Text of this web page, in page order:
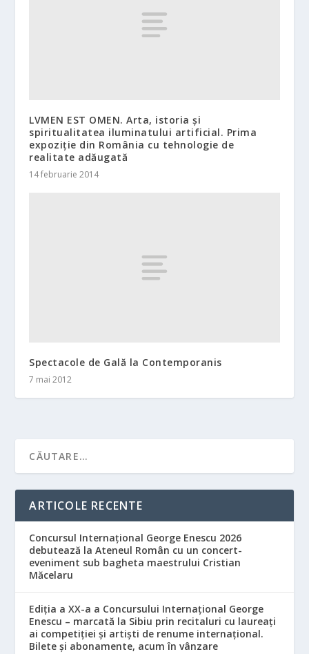
LVMEN EST OMEN. Arta, istoria şi
spiritualitatea iluminatului artificial. Prima
expoziţie din România cu tehnologie de
realitate adăugată
14 februarie 2014
Spectacole de Gală la Contemporanis
7 mai 2012
ARTICOLE RECENTE
Concursul Internațional George Enescu 2026
debutează la Ateneul Român cu un concert-
eveniment sub bagheta maestrului Cristian
Măcelaru
Ediția a XX-a a Concursului Internațional George
Enescu – marcată la Sibiu prin recitaluri cu laureați
ai competiției și artiști de renume internațional.
Bilete și abonamente, acum în vânzare